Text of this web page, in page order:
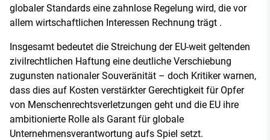
globaler Standards eine zahnlose Regelung wird, die vor
allem wirtschaftlichen Interessen Rechnung trägt .
Insgesamt bedeutet die Streichung der EU-weit geltenden
zivilrechtlichen Haftung eine deutliche Verschiebung
zugunsten nationaler Souveränität – doch Kritiker warnen,
dass dies auf Kosten verstärkter Gerechtigkeit für Opfer
von Menschenrechtsverletzungen geht und die EU ihre
ambitionierte Rolle als Garant für globale
Unternehmensverantwortung aufs Spiel setzt.